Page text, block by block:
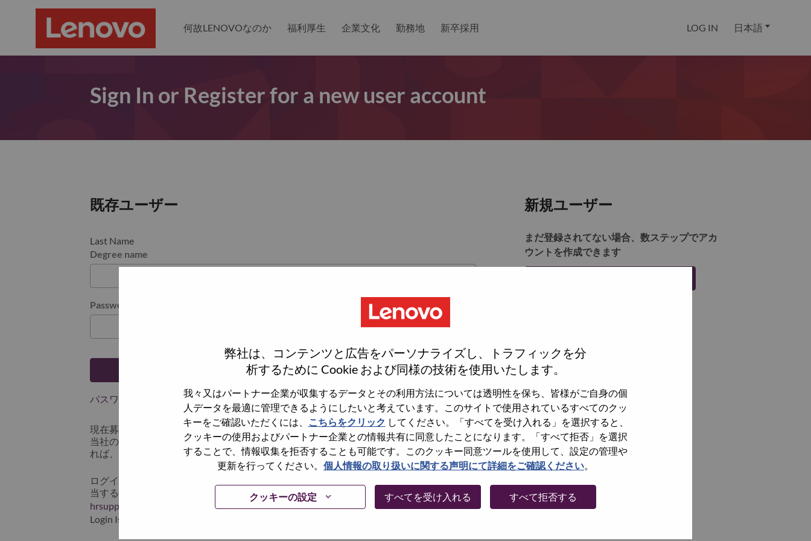
弊社は、コンテンツと広告をパーソナライズし、トラフィックを分
析するために Cookie および同様の技術を使用いたします。
我々又はパートナー企業が収集するデータとその利用方法については透明性を保ち、皆様がご自身の個
人データを最適に管理できるようにしたいと考えています。このサイトで使用されているすべてのクッ
キーをご確認いただくには、
こちらをクリック してください。「すべてを受け入れる」を選択すると、
クッキーの使用およびパートナー企業との情報共有に同意したことになります。「すべて拒否」を選択
することで、情報収集を拒否することも可能です。このクッキー同意ツールを使用して、設定の管理や
更新を行ってください。 個人情報の取り扱いに関する声明にて詳細をご確認ください。
クッキーの設定 すべてを受け入れる すべて拒否する
何故LENOVOなのか 福利厚生 企業文化 勤務地 新卒採用 LOG IN 日本語
Sign In or Register for a new user account
既存ユーザー
Last Name
Degree name
Password
パスワードを忘れましたか？
現在募集中の職種に最近応募しましたでしょうか。その場合、あなたのメールアドレスは
当社のシステムに保存されています。 よって「Forget Password?」をクリックして頂け
れば、リセットしてログインできます。
ログインや新規ユーザーとしての登録時に問題が発生した場合は、エラーの詳細内容と該
当するスクリーンショットのデータを添えて、当社HRサポート 担当
hrsupport@lenovo.com
までお問い合わせ頂けますか。またメールの件名に「Applicant
Login Issue」と入れてください。内容を確認後、サポート担当よりご連絡いたします。
新規ユーザー
まだ登録されてない場合、数ステップでアカ
ウントを作成できます